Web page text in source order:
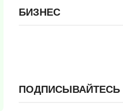
БИЗНЕС
ПОДПИСЫВАЙТЕСЬ